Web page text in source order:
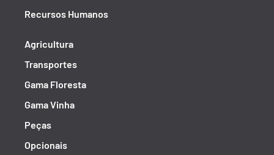
Recursos Humanos
Agricultura
Transportes
Gama Floresta
Gama Vinha
Peças
Opcionais